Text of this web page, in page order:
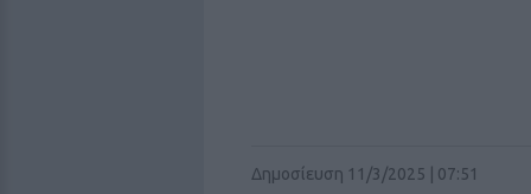
Δημοσίευση 11/3/2025 | 07:51